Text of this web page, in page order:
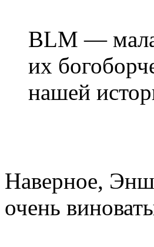
BLM —
их
нашей
Наверное,
очень